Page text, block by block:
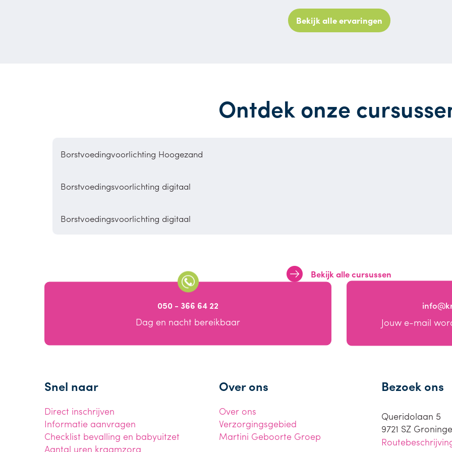
Bekijk alle ervaringen
Ontdek onze
Borstvoedingvoorlichting Hoogezand
Borstvoedingsvoorlichting digitaal
Borstvoedingsvoorlichting digitaal
Bekijk alle cursussen
050 - 366 64 22
Dag en nacht bereikbaar Jouw e-mail
Snel naar
Direct inschrijven
Informatie aanvragen
Checklist bevalling en babyuitzet
Aantal uren kraamzorg
Over ons
Over ons
Verzorgingsgebied
Martini Geboorte Groep
Bezoek ons
Queridolaan 5
9721 SZ